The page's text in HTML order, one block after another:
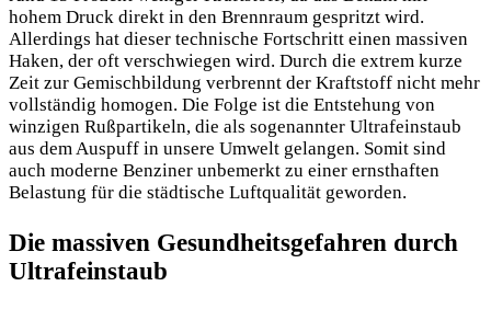
hohem Druck direkt in den Brennraum gespritzt wird.
Allerdings hat dieser technische Fortschritt einen massiven
Haken, der oft verschwiegen wird. Durch die extrem kurze
Zeit zur Gemischbildung verbrennt der Kraftstoff nicht mehr
vollständig homogen. Die Folge ist die Entstehung von
winzigen Rußpartikeln, die als sogenannter Ultrafeinstaub
aus dem Auspuff in unsere Umwelt gelangen. Somit sind
auch moderne Benziner unbemerkt zu einer ernsthaften
Belastung für die städtische Luftqualität geworden.
Die massiven Gesundheitsgefahren durch
Ultrafeinstaub